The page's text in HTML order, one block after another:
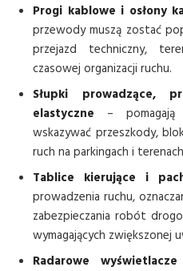
Progi kablowe i osłony
przewody muszą zostać
przejazd techniczny,
czasowej organizacji ruchu.
Słupki prowadzące,
elastyczne – pomagają
wskazywać przeszkody,
ruch na parkingach i
Tablice kierujące i
prowadzenia ruchu,
zabezpieczania robót
wymagających zwiększonej
Radarowe